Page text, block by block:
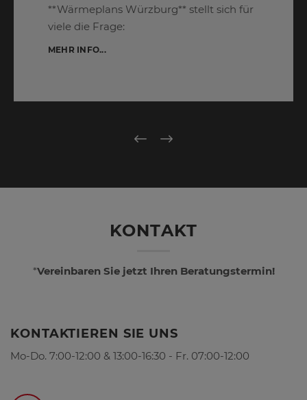
**Wärmeplans Würzburg** stellt sich für
viele die Frage:
MEHR INFO...
KONTAKT
*Vereinbaren Sie jetzt Ihren Beratungstermin!
KONTAKTIEREN SIE UNS
Mo-Do. 7:00-12:00 & 13:00-16:30 - Fr. 07:00-12:00